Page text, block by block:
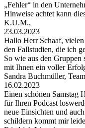
„Fehler“ in den
Hinweise achtet kann
K.U.M.,
23.03.2023
Hallo Herr Schaaf,
den Fallstudien, die ich
So wie aus den Gruppen
mit Ihnen ein voller
Sandra Buchmüller,
16.02.2023
Einen schönen Samstag
für Ihren Podcast
neue Einsichten und
schildern kommt mir